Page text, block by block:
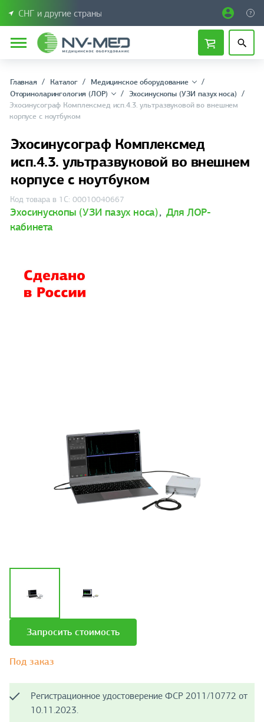
СНГ и другие страны
Главная Каталог
Медицинское оборудование
Оториноларингология (ЛОР)
Эхосинускопы (УЗИ пазух носа)
Эхосинусограф Комплексмед исп.4.3. ультразвуковой во внешнем
корпусе с ноутбуком
Эхосинусограф Комплексмед
исп.4.3. ультразвуковой во внешнем
корпусе с ноутбуком
Код товара в 1С: 00010040667
Эхосинускопы (УЗИ пазух носа), Для ЛОР-
кабинета
Запросить стоимость
Под заказ
Регистрационное удостоверение ФСР 2011/10772 от
10.11.2023.